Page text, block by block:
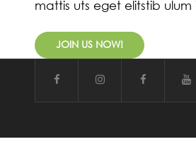
mattis uts eget elitstib
JOIN US NOW!